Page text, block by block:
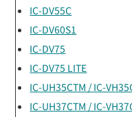
IC-DV55C
IC-DV60S1
IC-DV75
IC-DV75 LITE
IC-UH35CTM / IC-
IC-UH37CTM / IC-